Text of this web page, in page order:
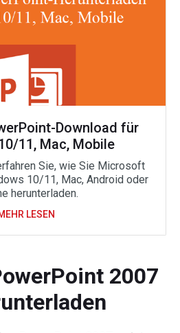
Download für
11, Mac, Mobile
Sie, wie Sie Microsoft
10/11, Mac, Android oder
herunterladen.
LESEN
2007